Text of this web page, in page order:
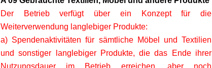
Der Betrieb verfügt über ein Konzept für die
Weiterverwendung langlebiger Produkte:
a) Spendenaktivitäten für sämtliche Möbel und Textilien
und sonstiger langlebiger Produkte, die das Ende ihrer
Nutzungsdauer im Betrieb erreichen, aber noch